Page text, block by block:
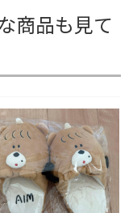
商品も見て